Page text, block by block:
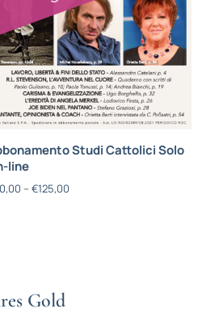
Studi Cattolici Solo
line
– €125,00
Gold